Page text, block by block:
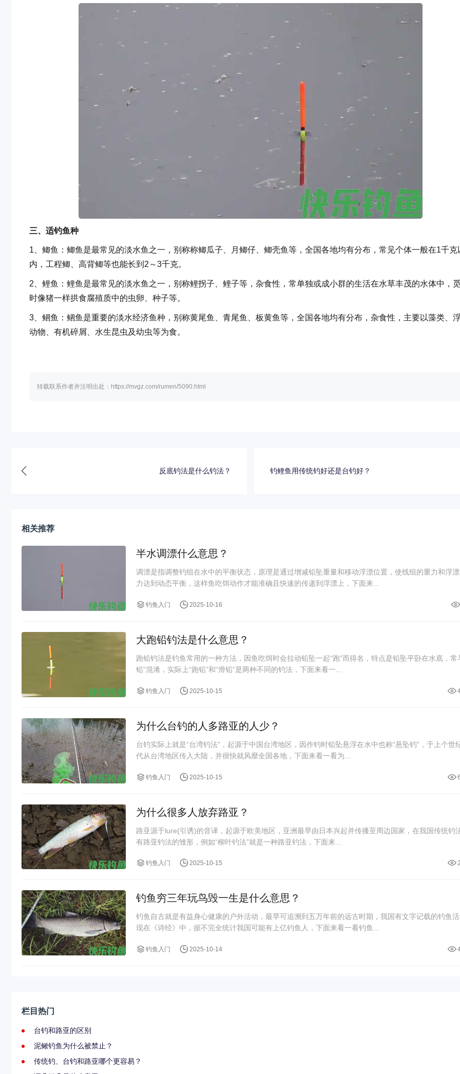
三、适钓鱼种
1、鲫鱼：鲫鱼是最常见的淡水鱼之一，别称称鲫瓜子、月鲫仔、鲫壳鱼等，全国各地均有分布，常见个体一般在1千克
内，工程鲫、高背鲫等也能长到2～3千克。
2、鲤鱼：鲤鱼是最常见的淡水鱼之一，别称鲤拐子、鲤子等，杂食性，常单独或成小群的生活在水草丰茂的水体中，
时像猪一样拱食腐殖质中的虫卵、种子等。
3、鲴鱼：鲴鱼是重要的淡水经济鱼种，别称黄尾鱼、青尾鱼、板黄鱼等，全国各地均有分布，杂食性，主要以藻类、
动物、有机碎屑、水生昆虫及幼虫等为食。
转载联系作者并注明出处：https://mvgz.com/rumen/5090.html
反底钓法是什么钓法？ 钓鲤鱼用传统钓好还是台钓好？
相关推荐
半水调漂什么意思？
调漂是指调整钓组在水中的平衡状态，原理是通过增减铅坠重量和移动浮漂位置，使线组的重力和浮
力达到动态平衡，这样鱼吃饵动作才能准确且快速的传递到浮漂上，下面来...
钓鱼入门 2025-10-16
大跑铅钓法是什么意思？
跑铅钓法是钓鱼常用的一种方法，因鱼吃饵时会拉动铅坠一起“跑”而得名，特点是铅坠平卧在水底，常
铅”混淆，实际上“跑铅”和“滑铅”是两种不同的钓法，下面来看一...
钓鱼入门 2025-10-15
为什么台钓的人多路亚的人少？
台钓实际上就是“台湾钓法”，起源于中国台湾地区，因作钓时铅坠悬浮在水中也称“悬坠钓”，于上个世
代从台湾地区传入大陆，并很快就风靡全国各地，下面来看一看为...
钓鱼入门 2025-10-15
为什么很多人放弃路亚？
路亚源于lure(引诱)的音译，起源于欧美地区，亚洲最早由日本兴起并传播至周边国家，在我国传统钓
有路亚钓法的雏形，例如“柳叶钓法”就是一种路亚钓法，下面来...
钓鱼入门 2025-10-15
钓鱼穷三年玩鸟毁一生是什么意思？
钓鱼自古就是有益身心健康的户外活动，最早可追溯到五万年前的远古时期，我国有文字记载的钓鱼活
现在《诗经》中，据不完全统计我国可能有上亿钓鱼人，下面来看一看钓鱼...
钓鱼入门 2025-10-14
栏目热门
台钓和路亚的区别
泥鳅钓鱼为什么被禁止？
传统钓、台钓和路亚哪个更容易？